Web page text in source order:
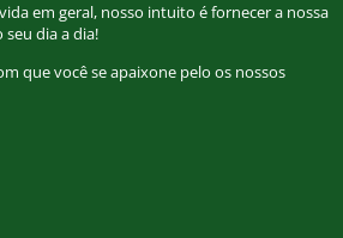
em geral, nosso intuito é fornecer a nossa
dia a dia!
que você se apaixone pelo os nossos